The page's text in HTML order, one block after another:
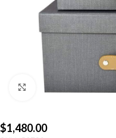
Click to enlarge
$1,480.00